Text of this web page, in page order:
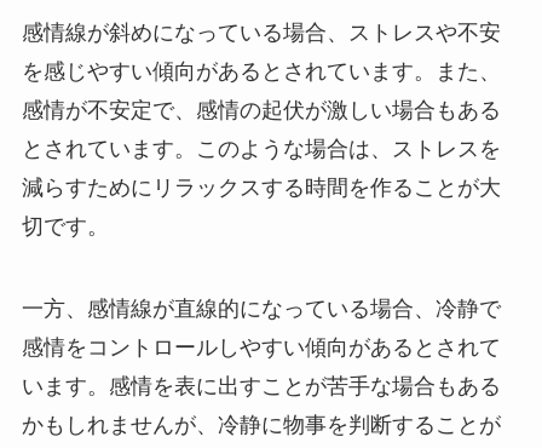
感情線が斜めになっている場合、ストレスや不安
を感じやすい傾向があるとされています。また、
感情が不安定で、感情の起伏が激しい場合もある
とされています。このような場合は、ストレスを
減らすためにリラックスする時間を作ることが大
切です。
一方、感情線が直線的になっている場合、冷静で
感情をコントロールしやすい傾向があるとされて
います。感情を表に出すことが苦手な場合もある
かもしれませんが、冷静に物事を判断することが